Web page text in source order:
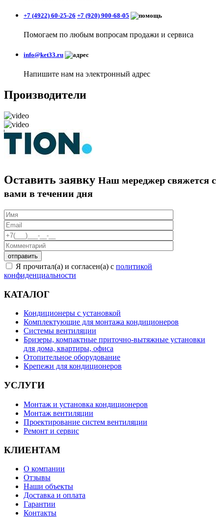
+7 (4922) 60-25-26 +7 (920) 900-68-05
Помогаем по любым вопросам продажи и сервиса
info@ket33.ru
Напишите нам на электронный адрес
Производители
Оставить заявку Наш мереджер свяжется с
вами в течении дня
Я прочитал(а) и согласен(а) с политикой
конфиденциальности
КАТАЛОГ
Кондиционеры с установкой
Комплектующие для монтажа кондиционеров
Системы вентиляции
Бризеры, компактные приточно-вытяжные установки
для дома, квартиры, офиса
Отопительное оборудование
Крепежи для кондиционеров
УСЛУГИ
Монтаж и установка кондиционеров
Монтаж вентиляции
Проектирование систем вентиляции
Ремонт и сервис
КЛИЕНТАМ
О компании
Отзывы
Наши объекты
Доставка и оплата
Гарантии
Контакты